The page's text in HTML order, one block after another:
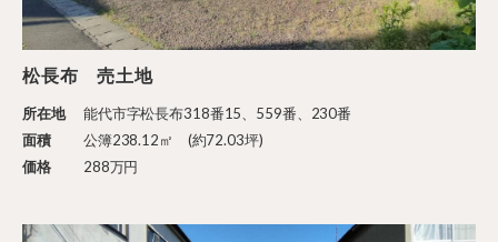
松長布 売土地
所在地
能代市字松長布318番15、559番、230番
面積
公簿238.12㎡ (約72.03坪)
価格
288万円